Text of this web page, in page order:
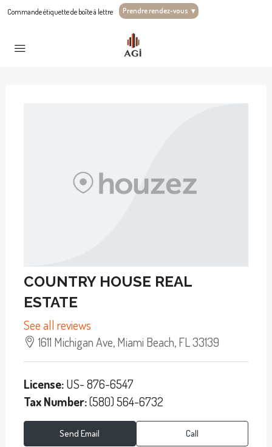
Commande étiquette de boîte à lettre Prendre rendez-vous ▾
COUNTRY HOUSE REAL
ESTATE
See all reviews
1611 Michigan Ave, Miami Beach, FL 33139
License:US- 876-6547
Tax Number:(580) 564-6732
Send Email Call